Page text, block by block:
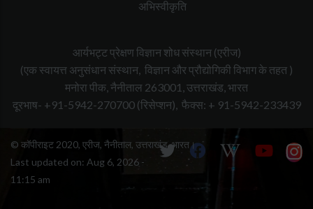
अभिस्वीकृति
आर्यभट्ट प्रेक्षण विज्ञान शोध संस्थान (एरीज)
(एक स्वायत्त अनुसंधान संस्थान, विज्ञान और प्रौद्योगिकी विभाग के तहत )
मनोरा पीक, नैनीताल 263001, उत्तराखंड, भारत
दूरभाष- +91-5942-270700 (रिसेप्शन), फैक्स: + 91-5942-233439
© कॉपीराइट 2020, एरीज, नैनीताल, उत्तराखंड, भारत।
Last updated on: Aug 6, 2026 -
11:15 am